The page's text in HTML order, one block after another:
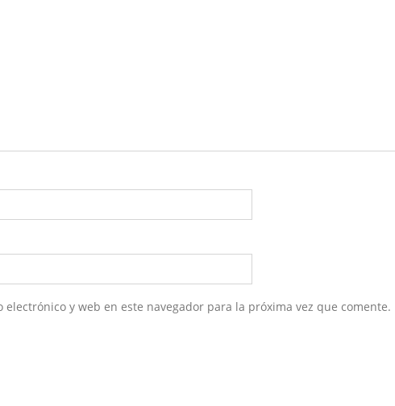
electrónico y web en este navegador para la próxima vez que comente.